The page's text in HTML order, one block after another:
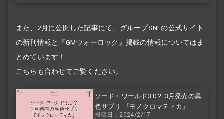
また、2月に公開した記事にて、グループSNEの公式サイト
の新刊情報と『GMウォーロック』掲載の情報についてはま
とめています！
こちらも合わせてご覧ください。
ソード・ワールド3.0？ 3月発売の異
色サプリ 『モノクロマティカ』
投稿日：2024/2/17